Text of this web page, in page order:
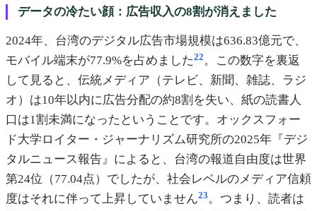
データの冷たい顔：広告収入の8割が消えました
2024年、台湾のデジタル広告市場規模は636.83億元で、
モバイル端末が77.9%を占めました22。この数字を裏返
して見ると、伝統メディア（テレビ、新聞、雑誌、ラジ
オ）は10年以内に広告分配の約8割を失い、紙の読書人
口は1割未満になったということです。オックスフォー
ド大学ロイター・ジャーナリズム研究所の2025年『デジ
タルニュース報告』によると、台湾の報道自由度は世界
第24位（77.04点）でしたが、社会レベルのメディア信頼
度はそれに伴って上昇していません23。つまり、読者は